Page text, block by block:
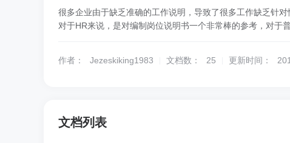
很多企业由于缺乏准确的工作说明，导致了很多工作缺乏针
对于HR来说，是对编制岗位说明书一个非常棒的参考，对于
作者： Jezeskiking1983 文档数： 25 更新时间：
文档列表